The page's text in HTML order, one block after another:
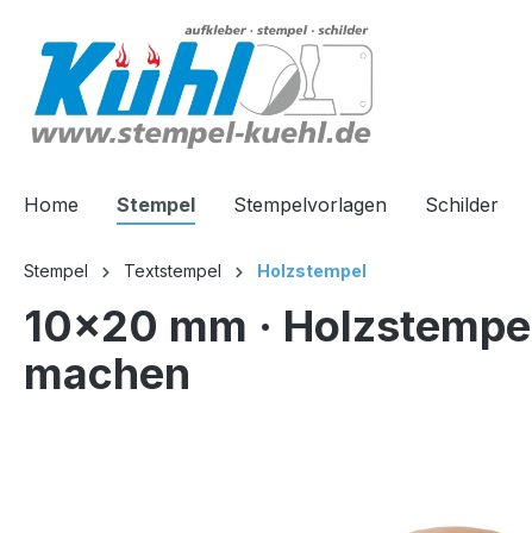
Zur Hauptnavigation springen
Home Stempel Stempelvorlagen Schilder
Stempel Textstempel Holzstempel
10x20 mm ·
machen